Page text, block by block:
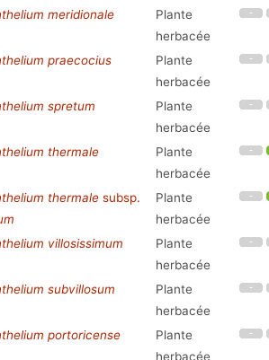
meridionale
Plante
herbacée
praecocius
Plante
herbacée
spretum
Plante
herbacée
thermale
Plante
herbacée
thermale subsp.
Plante
herbacée
villosissimum
Plante
herbacée
subvillosum
Plante
herbacée
portoricense
Plante
herbacée